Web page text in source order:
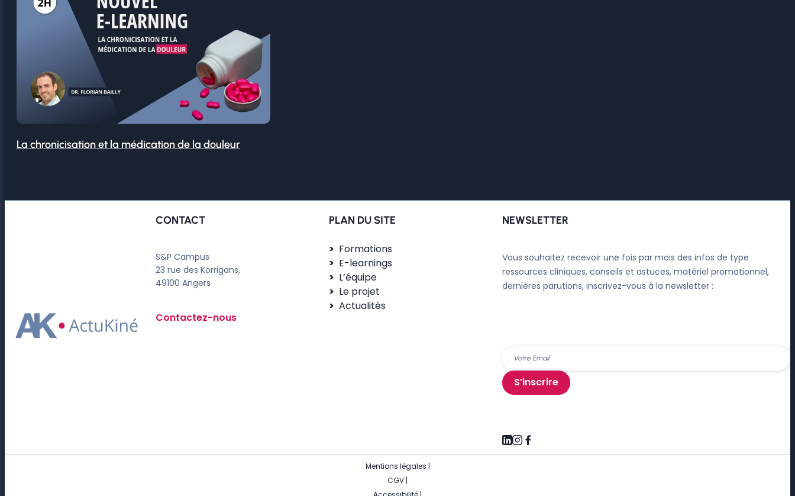
La chronicisation et la médication de la douleur
CONTACT
S&P Campus
23 rue des Korrigans,
49100 Angers
Contactez-nous
PLAN DU SITE
Formations
E-learnings
L’équipe
Le projet
Actualités
NEWSLETTER
Vous souhaitez recevoir une fois par mois des infos de type
ressources cliniques, conseils et astuces, matériel promotionnel,
dernières parutions, inscrivez-vous à la newsletter :
S’inscrire
Mentions légales |
CGV |